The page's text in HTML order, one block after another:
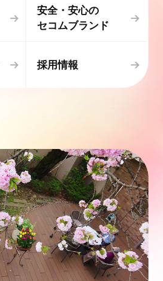
安全・安心の
セコムブランド
採用情報